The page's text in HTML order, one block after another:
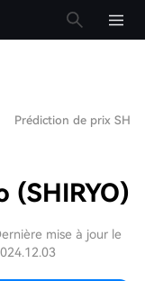
Prédiction de prix
(SHIRYO)
mise à jour le